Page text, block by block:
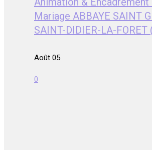
Mariage ABBAYE SAINT
SAINT-DIDIER-LA-FORET
Août 05
0